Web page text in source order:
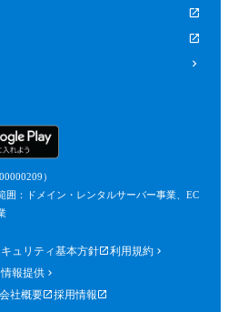
）
囲：ドメイン・レンタルサーバー事業、EC
ュリティ基本方針
利用規約
報提供
会社概要 採用情報